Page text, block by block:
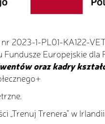
nr 2023-1-PL01-KA122-
Europejskie dla
oraz kadry
„Trenuj Trenera” w